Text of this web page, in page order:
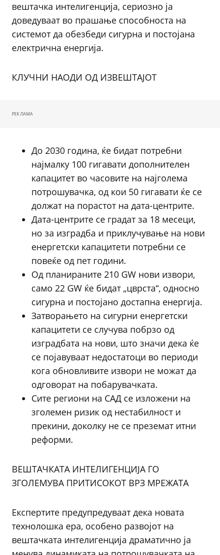
вештачка интелигенција, сериозно ја
доведуваат во прашање способноста на
системот да обезбеди сигурна и постојана
електрична енергија.
КЛУЧНИ НАОДИ ОД ИЗВЕШТАЈОТ
РЕКЛАМА
До 2030 година, ќе бидат потребни
најмалку 100 гигавати дополнителен
капацитет во часовите на најголема
потрошувачка, од кои 50 гигавати ќе се
должат на порастот на дата-центрите.
Дата-центрите се градат за 18 месеци,
но за изградба и приклучување на нови
енергетски капацитети потребни се
повеќе од пет години.
Од планираните 210 GW нови извори,
само 22 GW ќе бидат „цврста“, односно
сигурна и постојано достапна енергија.
Затворањето на сигурни енергетски
капацитети се случува побрзо од
изградбата на нови, што значи дека ќе
се појавуваат недостатоци во периоди
кога обновливите извори не можат да
одговорат на побарувачката.
Сите региони на САД се изложени на
зголемен ризик од нестабилност и
прекини, доколку не се преземат итни
реформи.
ВЕШТАЧКАТА ИНТЕЛИГЕНЦИЈА ГО
ЗГОЛЕМУВА ПРИТИСОКОТ ВРЗ МРЕЖАТА
Експертите предупредуваат дека новата
технолошка ера, особено развојот на
вештачката интелигенција драматично ја